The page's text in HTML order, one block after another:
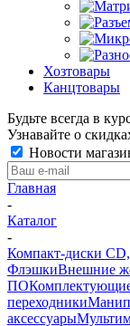
Хозтовары
Канцтовары
Будьте всегда в
Узнавайте о
Новости
Главная
-
Каталог
-
Компакт-диски
ФлэшкиВнешние
ПО
переходники
аксессуары